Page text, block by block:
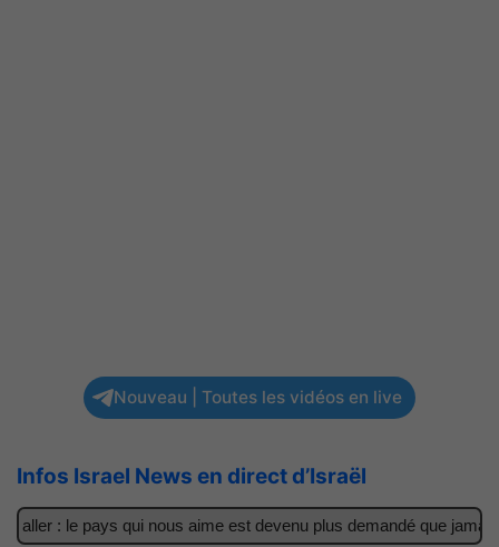
Nouveau | Toutes les vidéos en live
Infos Israel News en direct d’Israël
: le pays qui nous aime est devenu plus demandé que jamais